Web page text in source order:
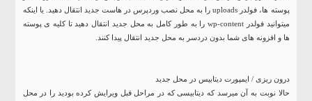
پوسته ها، فولدر uploads را به محل نصب وردپرس در هاست جدید انتقال دهید. یا اینکه
میتوانید فولدر wp-content را به طور کامل به محل جدید انتقال دهید تا کلیه ی پوسته
ها و افزونه های شما بدون دردسر به محل جدید انتقال پیدا کنند.
درون ریزی / ایمپورت دیتابیس در محل جدید
حالا نوبت به آن میرسد که دیتابیسی که در مراحل قبل ویرایش کرده بودید را در محل